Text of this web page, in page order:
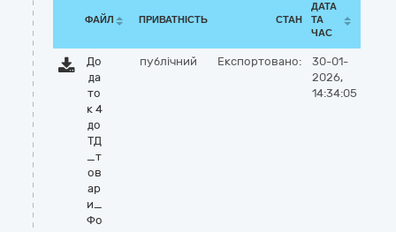
ФАЙЛ ПРИВАТНІСТЬ СТАН
ДАТА
ТА
ЧАС
До
да
то
к 4
до
ТД
_т
ов
ар
и_
Фо
публічний Експортовано:
30-01-
2026,
14:34:05